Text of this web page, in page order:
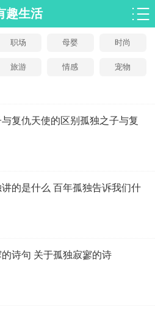
趣生活
职场 母婴 时尚
旅游 情感 宠物
复仇天使的区别孤独之子与复
的是什么 百年孤独告诉我们什
诗句 关于孤独寂寥的诗